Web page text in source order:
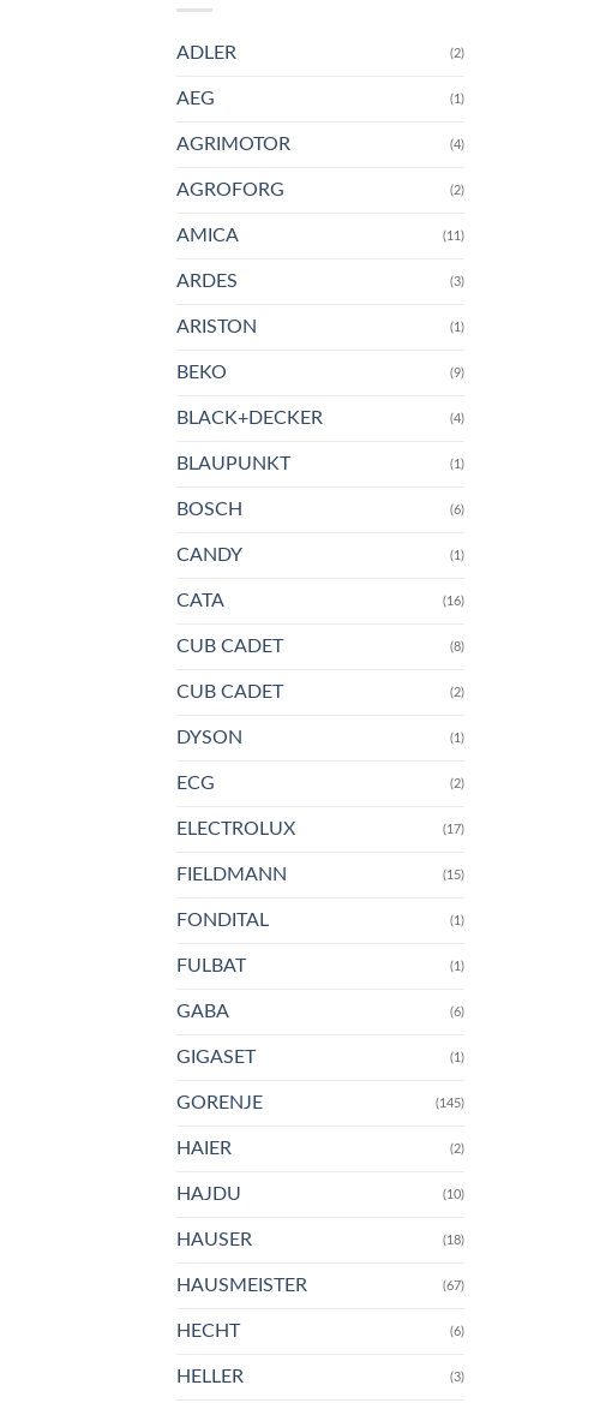
ADLER (2)
AEG (1)
AGRIMOTOR (4)
AGROFORG (2)
AMICA (11)
ARDES (3)
ARISTON (1)
BEKO (9)
BLACK+DECKER (4)
BLAUPUNKT (1)
BOSCH (6)
CANDY (1)
CATA (16)
CUB CADET (8)
CUB CADET (2)
DYSON (1)
ECG (2)
ELECTROLUX (17)
FIELDMANN (15)
FONDITAL (1)
FULBAT (1)
GABA (6)
GIGASET (1)
GORENJE (145)
HAIER (2)
HAJDU (10)
HAUSER (18)
HAUSMEISTER (67)
HECHT (6)
HELLER (3)